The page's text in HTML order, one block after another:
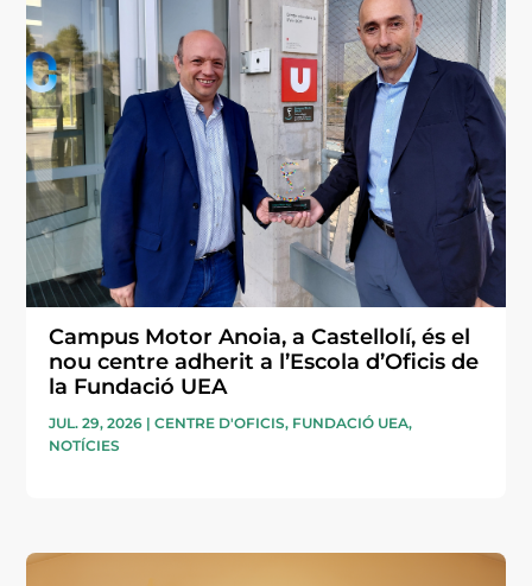
Campus Motor Anoia, a Castellolí, és el
nou centre adherit a l’Escola d’Oficis de
la Fundació UEA
JUL. 29, 2026 |CENTRE D'OFICIS, FUNDACIÓ UEA,
NOTÍCIES